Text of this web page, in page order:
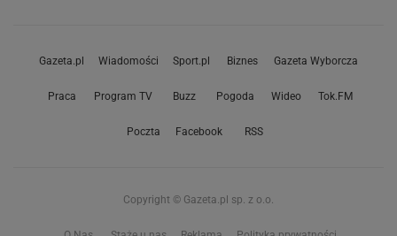
Gazeta.pl Wiadomości Sport.pl Biznes Gazeta Wyborcza
Praca Program TV Buzz Pogoda Wideo Tok.FM
Poczta Facebook RSS
Copyright © Gazeta.pl sp. z o.o.